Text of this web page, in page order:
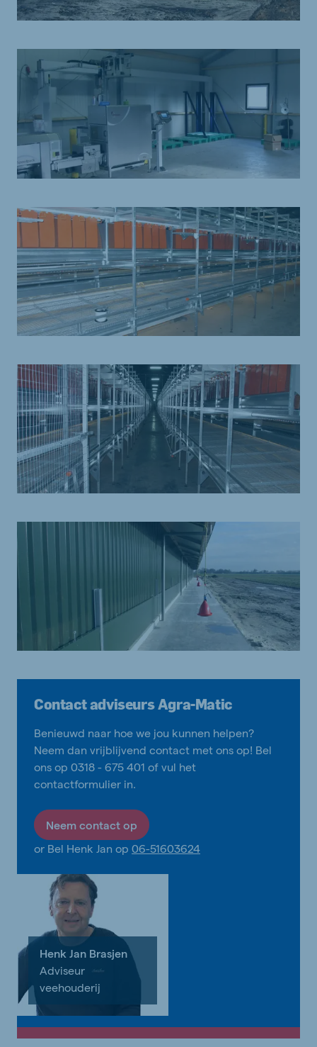
Contact adviseurs Agra-Matic
Benieuwd naar hoe we jou kunnen helpen?
Neem dan vrijblijvend contact met ons op! Bel
ons op 0318 - 675 401 of vul het
contactformulier in.
Neem contact op
or Bel Henk Jan op 06-51603624
Henk Jan Brasjen
Adviseur
veehouderij